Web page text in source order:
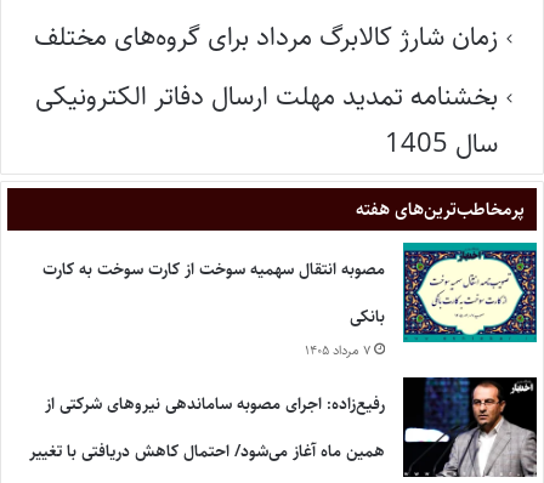
زمان شارژ کالابرگ مرداد برای گروه‌های مختلف
بخشنامه تمدید مهلت ارسال دفاتر الکترونیکی
سال 1405
پر‌مخاطب‌ترین‌های هفته
مصوبه انتقال سهمیه سوخت از کارت سوخت به کارت
بانکی
۷ مرداد ۱۴۰۵
رفیع‌زاده: اجرای مصوبه ساماندهی نیروهای شرکتی از
همین ماه آغاز می‌شود/ احتمال کاهش دریافتی با تغییر